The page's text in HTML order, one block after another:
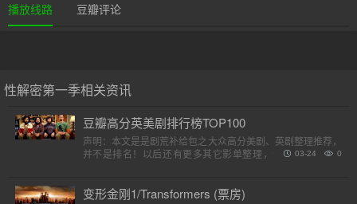
播放线路 豆瓣评论
性解密第一季相关资讯
豆瓣高分英美剧排行榜TOP100
声明：本文是是剧荒补给包之大众高分美剧、英剧整理推荐，
并不是排名！以后还有更多其它影单整理，请各位收藏好。
0
03-24
变形金刚1/Transformers (票房)